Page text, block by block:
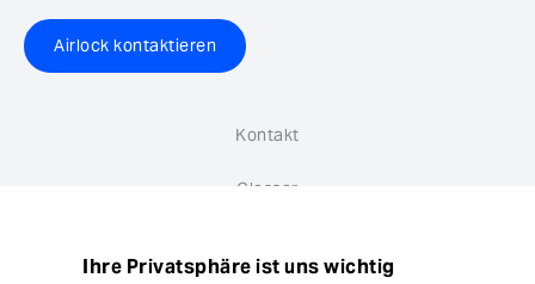
Airlock kontaktieren
Kontakt
Glossar
Ihre Privatsphäre ist uns wichtig